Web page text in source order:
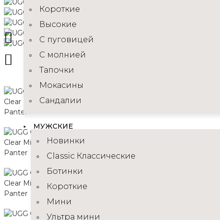
Короткие
Высокие
C пуговицей
С молнией
Тапочки
Мокасины
Сандалии
МУЖСКИЕ
Новинки
Classic Классические
Ботинки
Короткие
Мини
Ультра мини